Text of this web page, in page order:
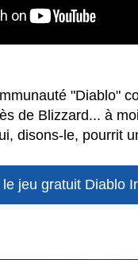
"Diablo"
de Blizzard... à
disons-le, pourrit
jeu gratuit Diablo